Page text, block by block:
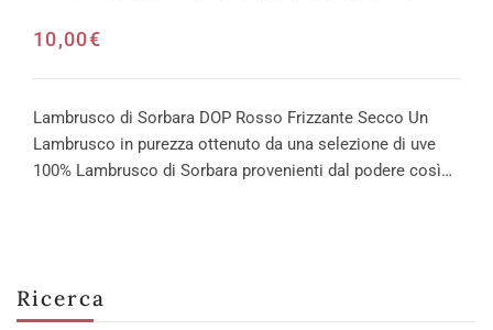
Ricerca
10,00€
Lambrusco di Sorbara DOP Rosso Frizzante Secco Un
Lambrusco in purezza ottenuto da una selezione di uve
100% Lambrusco di Sorbara provenienti dal podere così…